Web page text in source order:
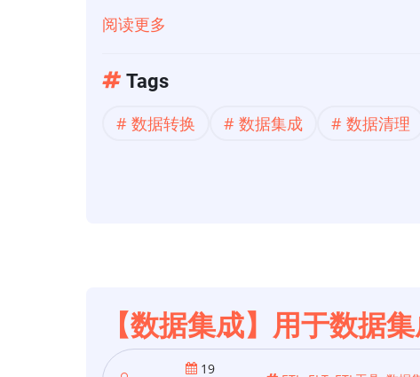
阅读更多
【数
转
佳
数
Tags
数据转换 数据集成 数据清理
【数据集成】用于数据
19